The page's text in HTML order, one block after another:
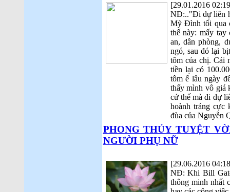
[29.01.2016
NĐ:.."Đi dự liên
Mỹ Đình tối qua
thế này: mấy tay
an, dân phòng,
ngó, sau đó lại
tôm của chị. Cái
tiền lại có
tôm ế lâu ngày
thấy mình vô giá
cứ thế mà đi dự
hoành tráng cực
đùa của Nguyễn
PHONG THỦY TUYỆT
NGƯỜI PHỤ NỮ
[29.06.2016
NĐ: Khi Bill
thông minh nhất